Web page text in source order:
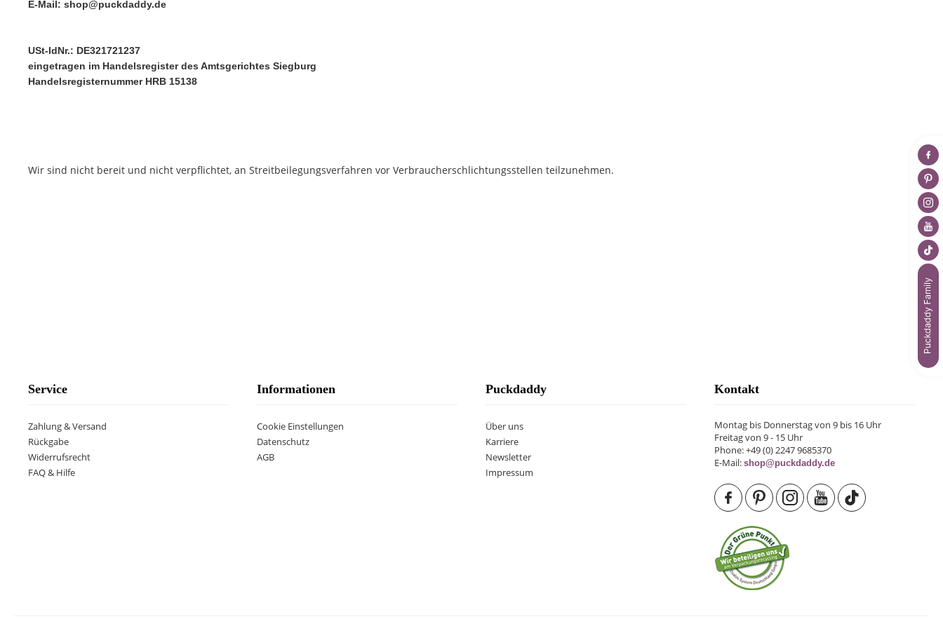
E-Mail: shop@puckdaddy.de
USt-IdNr.: DE321721237
eingetragen im Handelsregister des Amtsgerichtes Siegburg
Handelsregisternummer HRB 15138
Wir sind nicht bereit und nicht verpflichtet, an Streitbeilegungsverfahren vor Verbraucherschlichtungsstellen teilzunehmen.
Service
Zahlung & Versand
Rückgabe
Widerrufsrecht
FAQ & Hilfe
Informationen
Cookie Einstellungen
Datenschutz
AGB
Puckdaddy
Über uns
Karriere
Newsletter
Impressum
Kontakt
Montag bis Donnerstag von 9 bis 16 Uhr
Freitag von 9 - 15 Uhr
Phone: +49 (0) 2247 9685370
E-Mail: shop@puckdaddy.de